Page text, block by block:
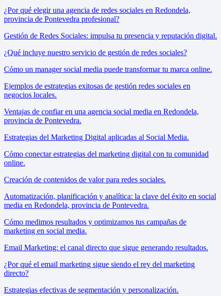
¿Por qué elegir una agencia de redes sociales en Redondela,
provincia de Pontevedra profesional?
Gestión de Redes Sociales: impulsa tu presencia y reputación digital.
¿Qué incluye nuestro servicio de gestión de redes sociales?
Cómo un manager social media puede transformar tu marca online.
Ejemplos de estrategias exitosas de gestión redes sociales en
negocios locales.
Ventajas de confiar en una agencia social media en Redondela,
provincia de Pontevedra.
Estrategias del Marketing Digital aplicadas al Social Media.
Cómo conectar estrategias del marketing digital con tu comunidad
online.
Creación de contenidos de valor para redes sociales.
Automatización, planificación y analítica: la clave del éxito en social
media en Redondela, provincia de Pontevedra.
Cómo medimos resultados y optimizamos tus campañas de
marketing en social media.
Email Marketing: el canal directo que sigue generando resultados.
¿Por qué el email marketing sigue siendo el rey del marketing
directo?
Estrategias efectivas de segmentación y personalización.